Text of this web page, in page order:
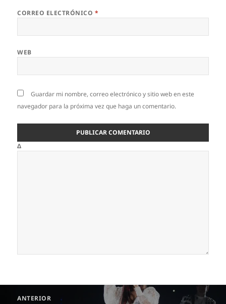
CORREO ELECTRÓNICO *
WEB
Guardar mi nombre, correo electrónico y sitio web en este
navegador para la próxima vez que haga un comentario.
Δ
ANTERIOR